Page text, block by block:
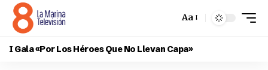
Aa
I Gala «Por Los Héroes Que No Llevan Capa»